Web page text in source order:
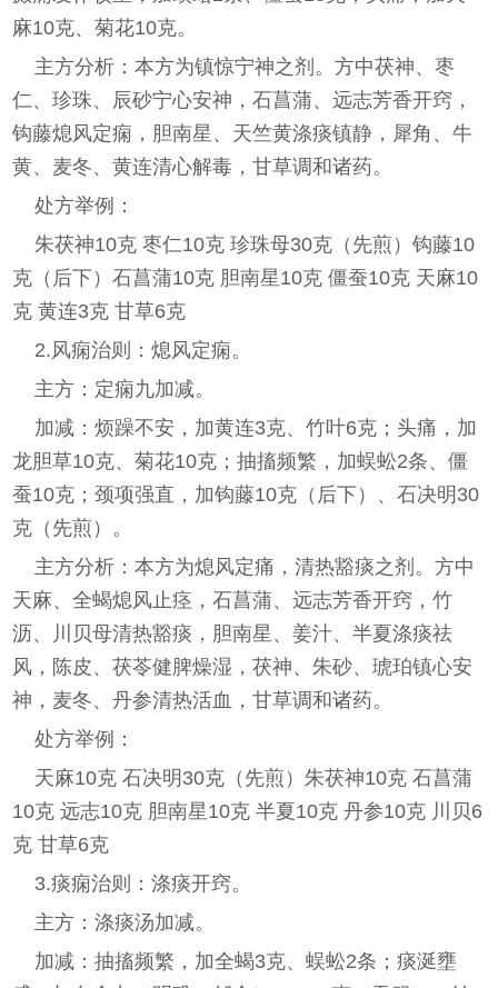
麻10克、菊花10克。
主方分析：本方为镇惊宁神之剂。方中茯神、枣
仁、珍珠、辰砂宁心安神，石菖蒲、远志芳香开窍，
钩藤熄风定痫，胆南星、天竺黄涤痰镇静，犀角、牛
黄、麦冬、黄连清心解毒，甘草调和诸药。
处方举例：
朱茯神10克 枣仁10克 珍珠母30克（先煎）钩藤10
克（后下）石菖蒲10克 胆南星10克 僵蚕10克 天麻10
克 黄连3克 甘草6克
2.风痫治则：熄风定痫。
主方：定痫九加减。
加减：烦躁不安，加黄连3克、竹叶6克；头痛，加
龙胆草10克、菊花10克；抽搐频繁，加蜈蚣2条、僵
蚕10克；颈项强直，加钩藤10克（后下）、石决明30
克（先煎）。
主方分析：本方为熄风定痛，清热豁痰之剂。方中
天麻、全蝎熄风止痉，石菖蒲、远志芳香开窍，竹
沥、川贝母清热豁痰，胆南星、姜汁、半夏涤痰祛
风，陈皮、茯苓健脾燥湿，茯神、朱砂、琥珀镇心安
神，麦冬、丹参清热活血，甘草调和诸药。
处方举例：
天麻10克 石决明30克（先煎）朱茯神10克 石菖蒲
10克 远志10克 胆南星10克 半夏10克 丹参10克 川贝6
克 甘草6克
3.痰痫治则：涤痰开窍。
主方：涤痰汤加减。
加减：抽搐频繁，加全蝎3克、蜈蚣2条；痰涎壅